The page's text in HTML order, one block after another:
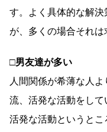
す。よく具体的な解
が、多くの場合それは
□男友達が多い
人間関係が希薄な人
流、活発な活動をして
活発な活動というと